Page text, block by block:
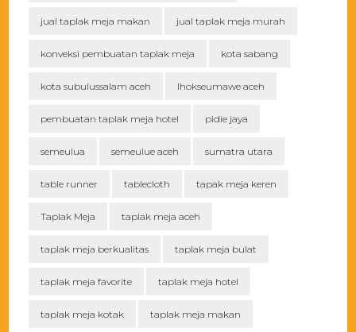
jual taplak meja makan jual taplak meja murah
konveksi pembuatan taplak meja kota sabang
kota subulussalam aceh lhokseumawe aceh
pembuatan taplak meja hotel pidie jaya
semeulua semeulue aceh sumatra utara
table runner tablecloth tapak meja keren
Taplak Meja taplak meja aceh
taplak meja berkualitas taplak meja bulat
taplak meja favorite taplak meja hotel
taplak meja kotak taplak meja makan